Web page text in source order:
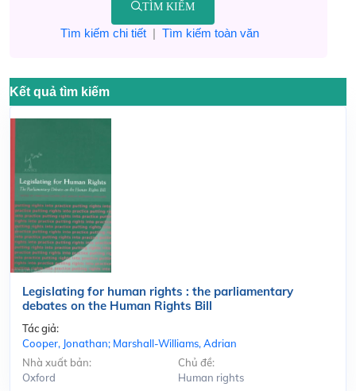
TÌM KIẾM
Tìm kiếm chi tiết| Tìm kiếm toàn văn
Kết quả tìm kiếm
Legislating for human rights : the parliamentary
debates on the Human Rights Bill
Tác giả:
Cooper, Jonathan; Marshall-Williams, Adrian
Nhà xuất bản:
Oxford
Chủ đề:
Human rights